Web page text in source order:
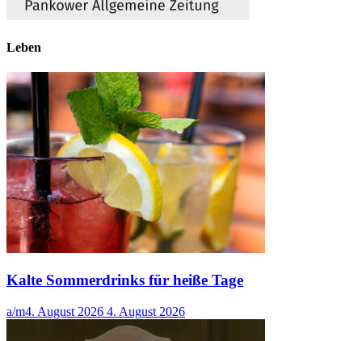
Leben
Kalte Sommerdrinks für heiße Tage
a/m4. August 2026 4. August 2026